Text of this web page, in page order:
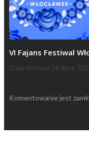
VI Fajans Festiwal
Data dodania 18 lipca
Komentowanie jest